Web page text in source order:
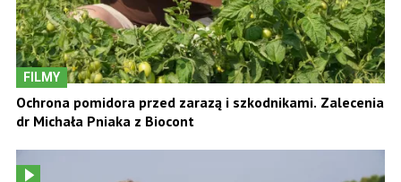
FILMY
Ochrona pomidora przed zarazą i szkodnikami. Zalecenia
dr Michała Pniaka z Biocont